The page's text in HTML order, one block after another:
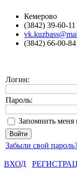
Кемерово
(3842) 39-60-11
(3842) 66-00-
Логин:
Пароль:
Запомнить меня
Забыли свой
ВХОД